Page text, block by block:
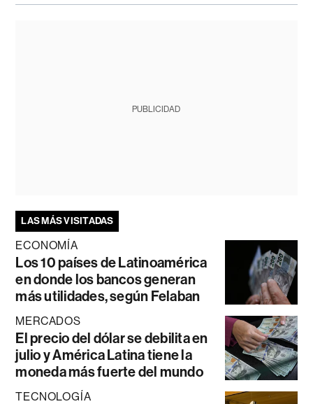
PUBLICIDAD
LAS MÁS VISITADAS
ECONOMÍA
Los 10 países de Latinoamérica
en donde los bancos generan
más utilidades, según Felaban
MERCADOS
El precio del dólar se debilita en
julio y América Latina tiene la
moneda más fuerte del mundo
TECNOLOGÍA